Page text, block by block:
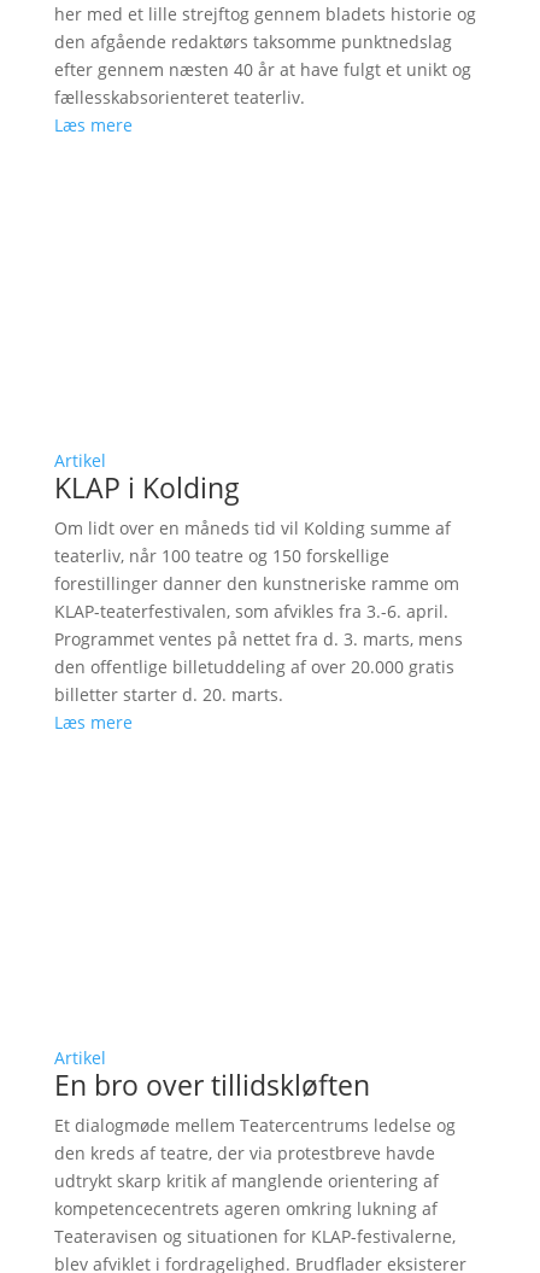
her med et lille strejftog gennem bladets historie og
den afgående redaktørs taksomme punktnedslag
efter gennem næsten 40 år at have fulgt et unikt og
fællesskabsorienteret teaterliv.
Læs mere
Artikel
KLAP i Kolding
Om lidt over en måneds tid vil Kolding summe af
teaterliv, når 100 teatre og 150 forskellige
forestillinger danner den kunstneriske ramme om
KLAP-teaterfestivalen, som afvikles fra 3.-6. april.
Programmet ventes på nettet fra d. 3. marts, mens
den offentlige billetuddeling af over 20.000 gratis
billetter starter d. 20. marts.
Læs mere
Artikel
En bro over tillidskløften
Et dialogmøde mellem Teatercentrums ledelse og
den kreds af teatre, der via protestbreve havde
udtrykt skarp kritik af manglende orientering af
kompetencecentrets ageren omkring lukning af
Teateravisen og situationen for KLAP-festivalerne,
blev afviklet i fordragelighed. Brudflader eksisterer